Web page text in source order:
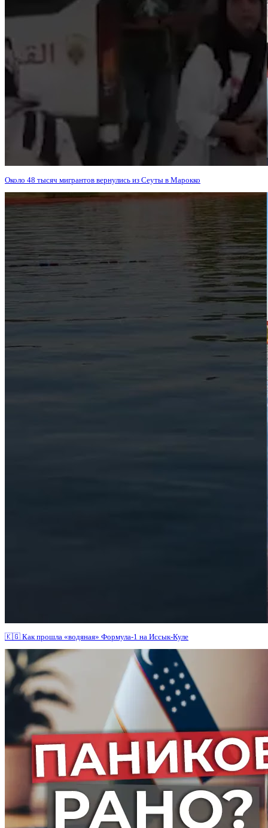
Около 48 тысяч мигрантов вернулись из Сеуты в Марокко
🇰🇬 Как прошла «водяная» Формула-1 на Иссык-Куле